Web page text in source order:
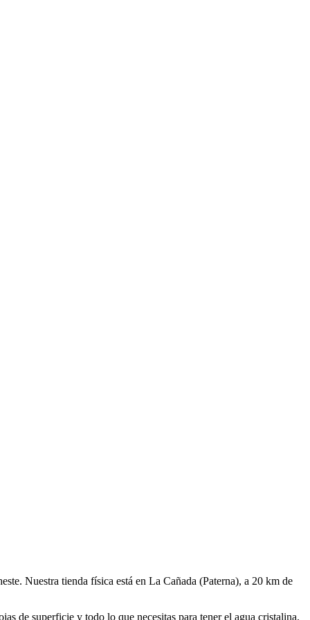
Nuestra tienda física está en La Cañada (Paterna), a 20 km de
de superficie y todo lo que necesitas para tener el agua cristalina.